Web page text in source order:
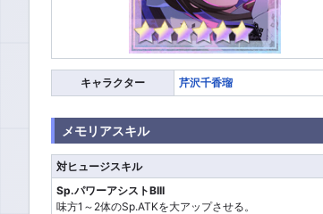
キャラクター 芹沢千香瑠
メモリアスキル
対ヒュージスキル
Sp.パワーアシストBIII
味方1～2体のSp.ATKを大アップさせる。